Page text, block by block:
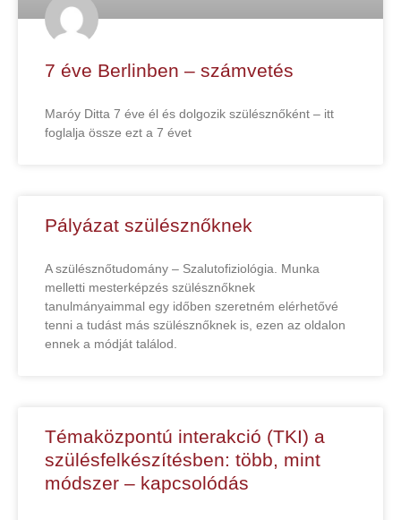
7 éve Berlinben – számvetés
Maróy Ditta 7 éve él és dolgozik szülésznőként – itt
foglalja össze ezt a 7 évet
Pályázat szülésznőknek
A szülésznőtudomány – Szalutofiziológia. Munka
melletti mesterképzés szülésznőknek
tanulmányaimmal egy időben szeretném elérhetővé
tenni a tudást más szülésznőknek is, ezen az oldalon
ennek a módját találod.
Témaközpontú interakció (TKI) a
szülésfelkészítésben: több, mint
módszer – kapcsolódás